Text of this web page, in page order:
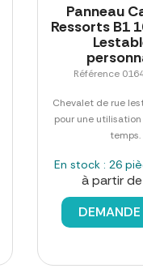
Panneau
Ressorts B1
Référence
Chevalet de rue
pour une
temps.
En stock : 26
à partir de